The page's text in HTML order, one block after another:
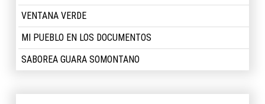
VENTANA VERDE
MI PUEBLO EN LOS DOCUMENTOS
SABOREA GUARA SOMONTANO